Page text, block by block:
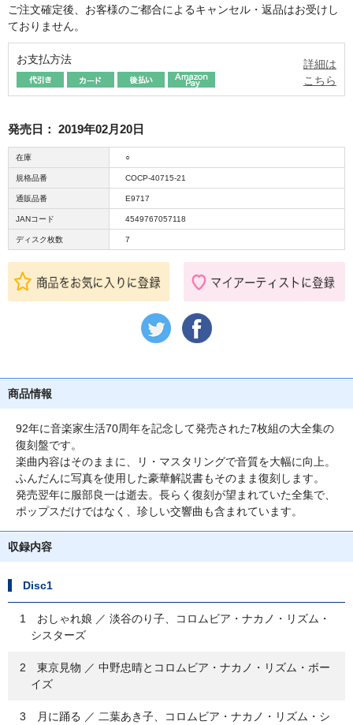
ご注文確定後、お客様のご都合によるキャンセル・返品はお受けし
ておりません。
お支払方法
詳細は
こちら
発売日： 2019年02月20日
在庫 ○
規格品番 COCP-40715-21
通販品番 E9717
JANコード 4549767057118
ディスク枚数 7
商品情報
92年に音楽家生活70周年を記念して発売された7枚組の大全集の
復刻盤です。
楽曲内容はそのままに、リ・マスタリングで音質を大幅に向上。
ふんだんに写真を使用した豪華解説書もそのまま復刻します。
発売翌年に服部良一は逝去。長らく復刻が望まれていた全集で、
ポップスだけではなく、珍しい交響曲も含まれています。
収録内容
Disc1
1 おしゃれ娘 ／ 淡谷のり子、コロムビア・ナカノ・リズム・
シスターズ
2 東京見物 ／ 中野忠晴とコロムビア・ナカノ・リズム・ボー
イズ
3 月に踊る ／ 二葉あき子、コロムビア・ナカノ・リズム・シ